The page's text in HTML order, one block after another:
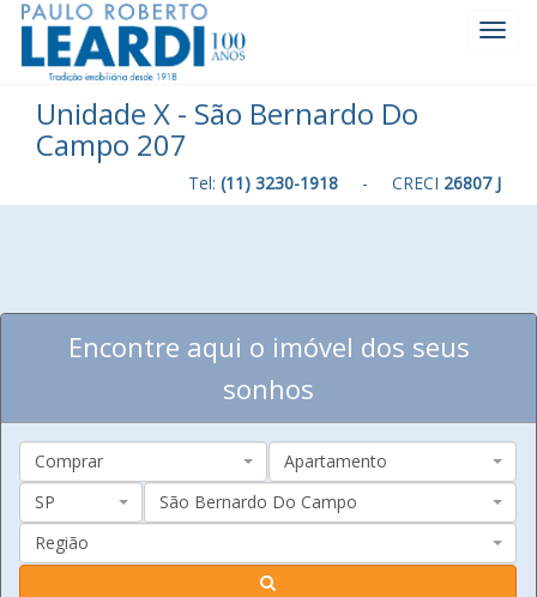
Unidade X - São Bernardo Do
Campo 207
Tel: (11) 3230-1918 - CRECI 26807 J
Encontre aqui o imóvel dos seus
sonhos
Comprar
Apartamento
SP
São Bernardo Do Campo
Região